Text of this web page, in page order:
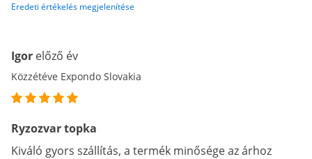
Eredeti értékelés megjelenítése
Igor előző év
Közzétéve Expondo Slovakia
Ryzozvar topka
Kiváló gyors szállítás, a termék minősége az árhoz